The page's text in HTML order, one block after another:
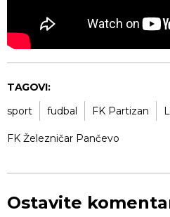
TAGOVI:
sport
fudbal FK Partizan
FK Železničar Pančevo
Ostavite